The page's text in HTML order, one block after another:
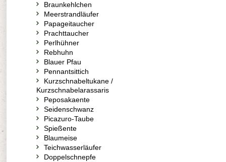
Braunkehlchen
Meerstrandläufer
Papageitaucher
Prachttaucher
Perlhühner
Rebhuhn
Blauer Pfau
Pennantsittich
Kurzschnabeltukane /
Kurzschnabelarassaris
Peposakaente
Seidenschwanz
Picazuro-Taube
Spießente
Blaumeise
Teichwasserläufer
Doppelschnepfe